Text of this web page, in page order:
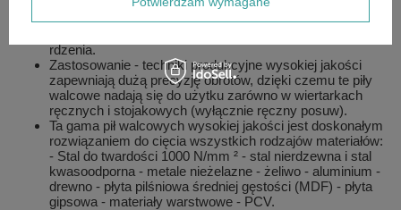
Doskonale wykonana okrągła płyta tylna, szczególnie
ważna w piłach walcowych o większej średnicy.
rdzenia.
Zastosowanie - techniki produkcyjne wysokiej jakości
zapewniają dużą precyzję obrotów, dzięki czemu te piły
walcowe nadają się do użytku zarówno w wiertarkach
ręcznych i stojakowych (wyłącznie ręczny posuw).
Ta gama pił walcowych wysokiej jakości jest doskonałym
rozwiązaniem do cięcia wszystkich rodzajów materiałów:
- Stal do twardości 1000 N/mm ² - stal nierdzewna i stal
kwasoodporna - metale nieżelazne - żeliwo - aluminium -
drewno - płyta pilśniowa średniej gęstości (MDF) - płyta
gipsowa - materiały warstwowe - PCV.